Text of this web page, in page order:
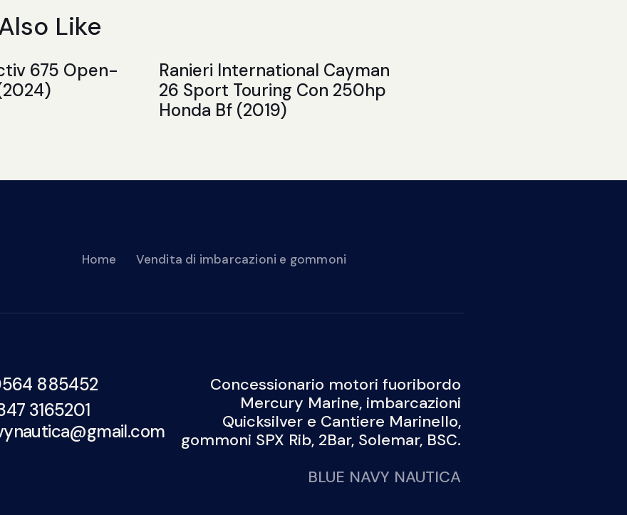
Like
675 Open-
Ranieri International Cayman
26 Sport Touring Con 250hp
Honda Bf (2019)
Home
Vendita di imbarcazioni e gommoni
885452
3165201
Concessionario motori fuoribordo
Mercury Marine, imbarcazioni
Quicksilver e Cantiere Marinello,
gommoni SPX Rib, 2Bar, Solemar, BSC.
BLUE NAVY NAUTICA